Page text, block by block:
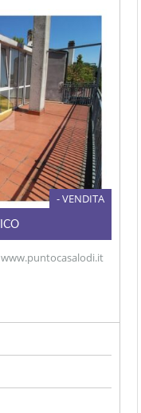
- VENDITA